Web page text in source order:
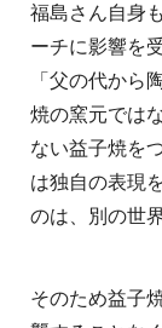
福島さん自身
ーチに影響を
「父の代から
焼の窯元では
ない益子焼を
は独自の表現
のは、別の世
そのため益子